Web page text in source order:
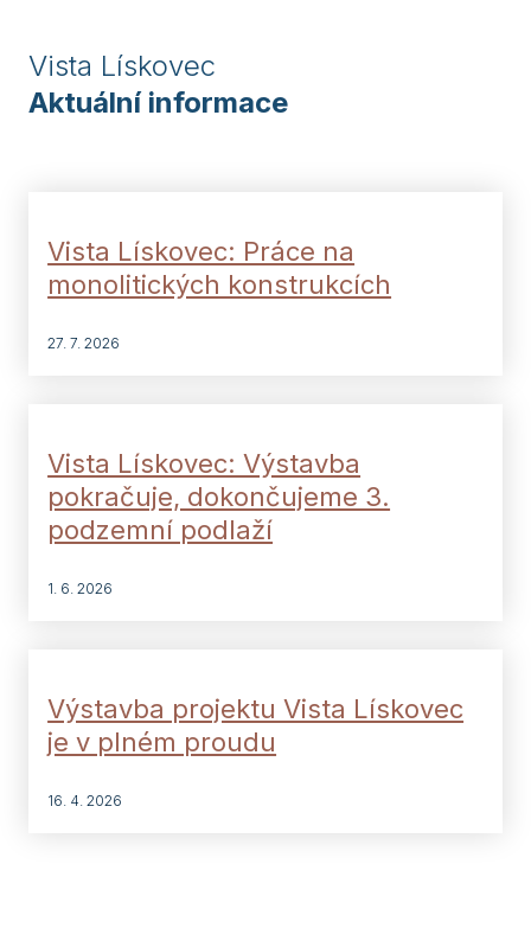
Vista Lískovec
Aktuální informace
Vista Lískovec: Práce na
monolitických konstrukcích
27. 7. 2026
Vista Lískovec: Výstavba
pokračuje, dokončujeme 3.
podzemní podlaží
1. 6. 2026
Výstavba projektu Vista Lískovec
je v plném proudu
16. 4. 2026